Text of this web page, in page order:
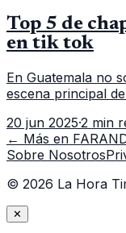
Top 5 de
en tik tok
En Guatemala no
escena principal
bueno o malo de c
20 jun 2025·2 min
← Más en
Sobre Nosotros
© 2026 La Hora